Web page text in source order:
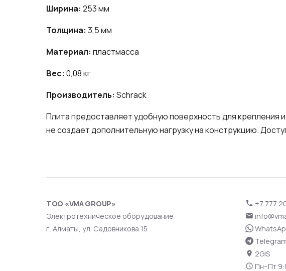
Ширина: 253 мм
Толщина: 3,5 мм
Материал: пластмасса
Вес: 0,08 кг
Производитель: Schrack
Плита предоставляет удобную поверхность для крепления
не создает дополнительную нагрузку на конструкцию.
ТОО «VMA GROUP»
Электротехническое оборудование
г. Алматы, ул. Садовникова 15
+7 777
Telegram
2GIS
Пн–Пт